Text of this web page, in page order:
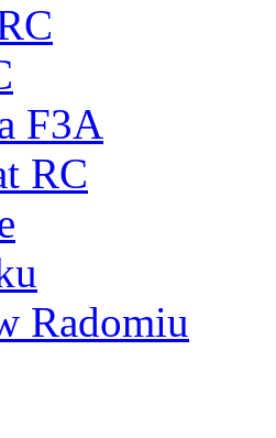
F3A
RC
Radomiu